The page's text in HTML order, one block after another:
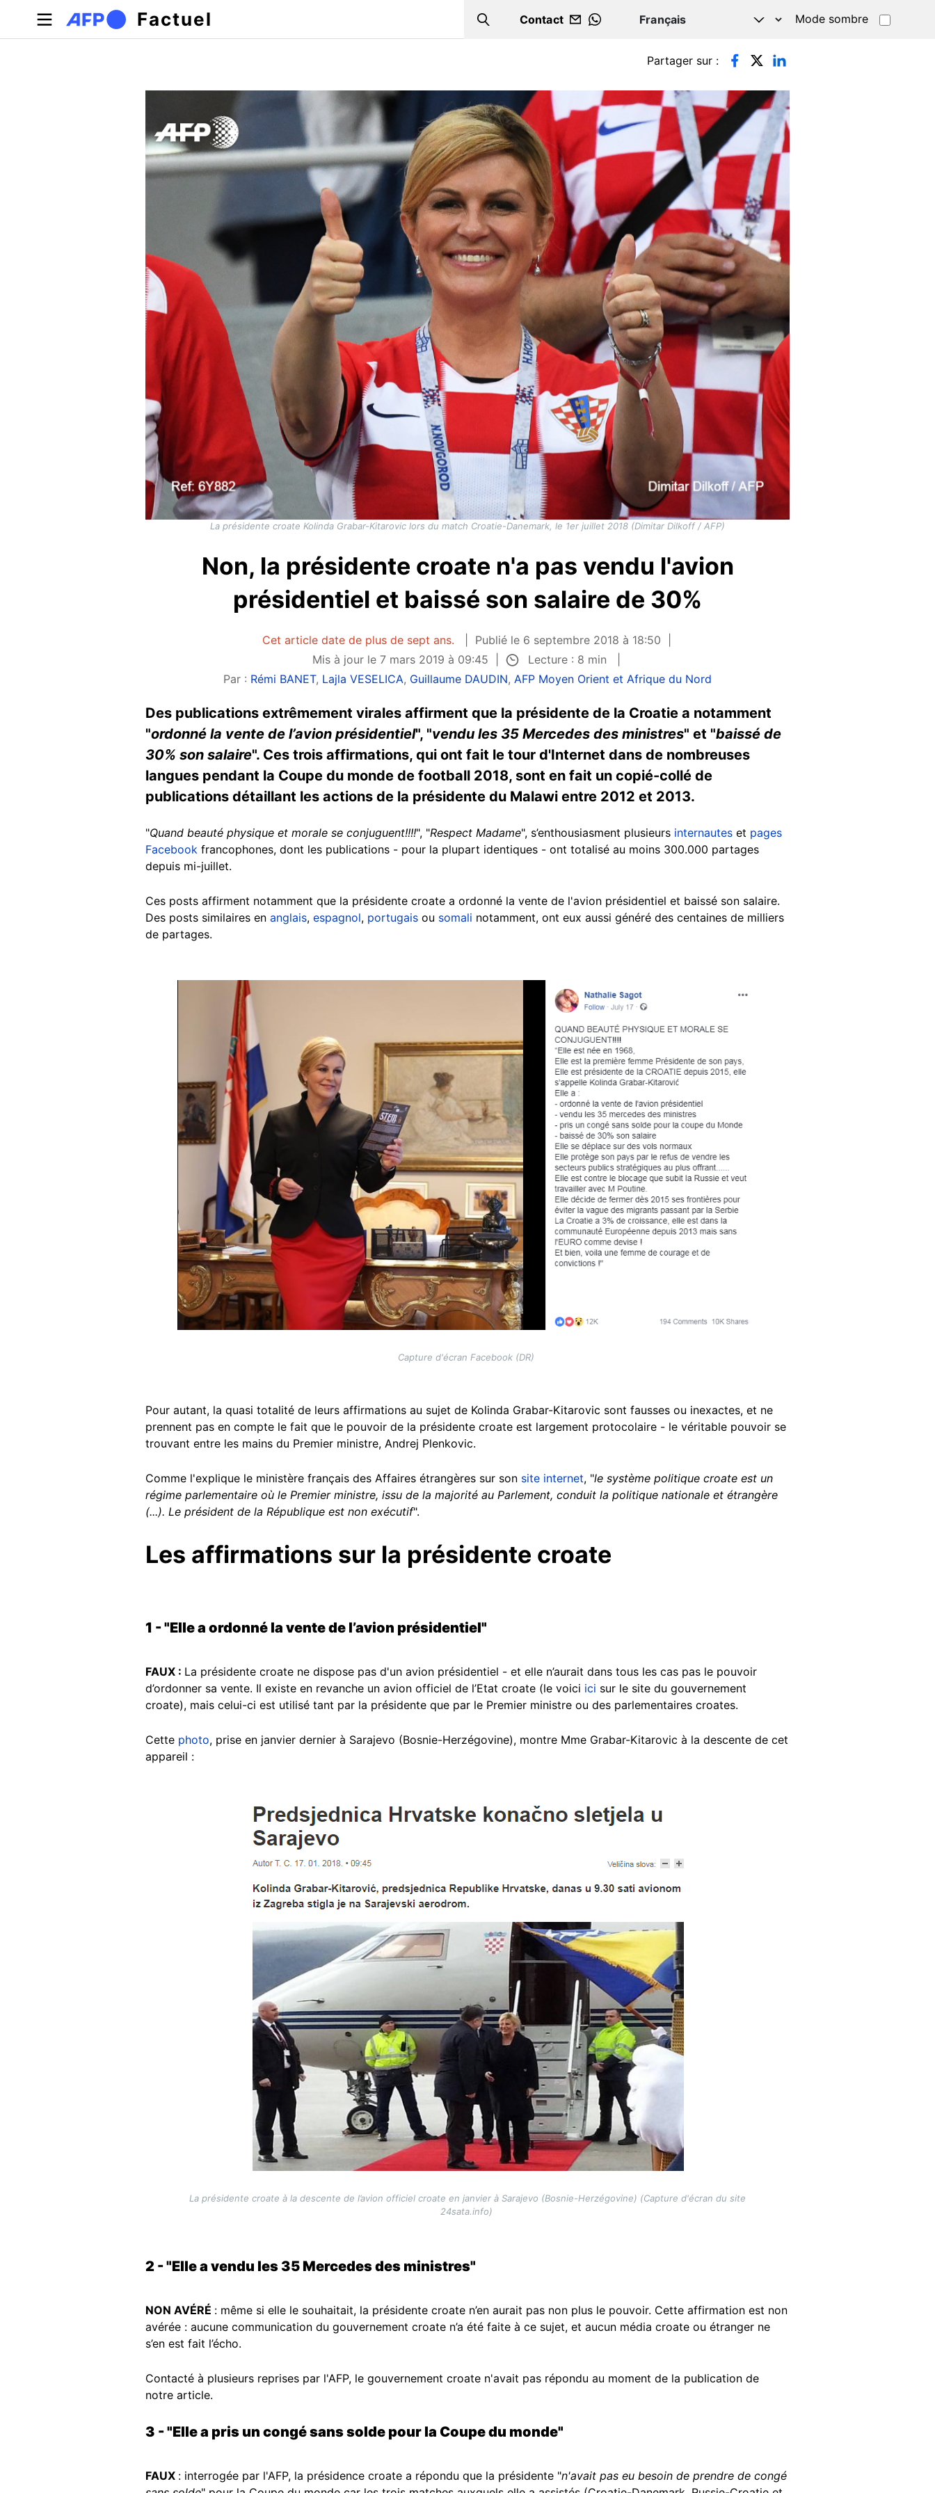
Aller au contenu principal
Factuel Search
Contact
WHATSAPP
Mode sombre
Onglets principaux Partager sur :
La présidente croate Kolinda Grabar-Kitarovic lors du match Croatie-Danemark, le 1er juillet 2018 (Dimitar Dilkoff / AFP)
Non, la présidente croate n'a pas vendu l'avion
présidentiel et baissé son salaire de 30%
Cet article date de plus de sept ans.
Publié le 6 septembre 2018 à 18:50
Mis à jour le 7 mars 2019 à 09:45
Lecture : 8 min
Par : Rémi BANET, Lajla VESELICA, Guillaume DAUDIN, AFP Moyen Orient et Afrique du Nord
Des publications extrêmement virales affirment que la présidente de la Croatie a notamment
"ordonné la vente de l’avion présidentiel", "vendu les 35 Mercedes des ministres" et "baissé de
30% son salaire". Ces trois affirmations, qui ont fait le tour d'Internet dans de nombreuses
langues pendant la Coupe du monde de football 2018, sont en fait un copié-collé de
publications détaillant les actions de la présidente du Malawi entre 2012 et 2013.
"Quand beauté physique et morale se conjuguent!!!!", "Respect Madame", s’enthousiasment plusieurs internautes et pages
Facebook francophones, dont les publications - pour la plupart identiques - ont totalisé au moins 300.000 partages
depuis mi-juillet.
Ces posts affirment notamment que la présidente croate a ordonné la vente de l'avion présidentiel et baissé son salaire.
Des posts similaires en anglais, espagnol, portugais ou somali notamment, ont eux aussi généré des centaines de milliers
de partages.
Capture d'écran Facebook (DR)
Pour autant, la quasi totalité de leurs affirmations au sujet de Kolinda Grabar-Kitarovic sont fausses ou inexactes, et ne
prennent pas en compte le fait que le pouvoir de la présidente croate est largement protocolaire - le véritable pouvoir se
trouvant entre les mains du Premier ministre, Andrej Plenkovic.
Comme l'explique le ministère français des Affaires étrangères sur son site internet, "le système politique croate est un
régime parlementaire où le Premier ministre, issu de la majorité au Parlement, conduit la politique nationale et étrangère
(...). Le président de la République est non exécutif".
Les affirmations sur la présidente croate
1 - "Elle a ordonné la vente de l’avion présidentiel"
FAUX : La présidente croate ne dispose pas d'un avion présidentiel - et elle n’aurait dans tous les cas pas le pouvoir
d’ordonner sa vente. Il existe en revanche un avion officiel de l’Etat croate (le voici ici sur le site du gouvernement
croate), mais celui-ci est utilisé tant par la présidente que par le Premier ministre ou des parlementaires croates.
Cette photo, prise en janvier dernier à Sarajevo (Bosnie-Herzégovine), montre Mme Grabar-Kitarovic à la descente de cet
appareil :
La présidente croate à la descente de l’avion officiel croate en janvier à Sarajevo (Bosnie-Herzégovine) (Capture d'écran du site
24sata.info)
2 - "Elle a vendu les 35 Mercedes des ministres"
NON AVÉRÉ : même si elle le souhaitait, la présidente croate n’en aurait pas non plus le pouvoir. Cette affirmation est non
avérée : aucune communication du gouvernement croate n’a été faite à ce sujet, et aucun média croate ou étranger ne
s’en est fait l’écho.
Contacté à plusieurs reprises par l'AFP, le gouvernement croate n'avait pas répondu au moment de la publication de
notre article.
3 - "Elle a pris un congé sans solde pour la Coupe du monde"
FAUX : interrogée par l'AFP, la présidence croate a répondu que la présidente "n'avait pas eu besoin de prendre de congé